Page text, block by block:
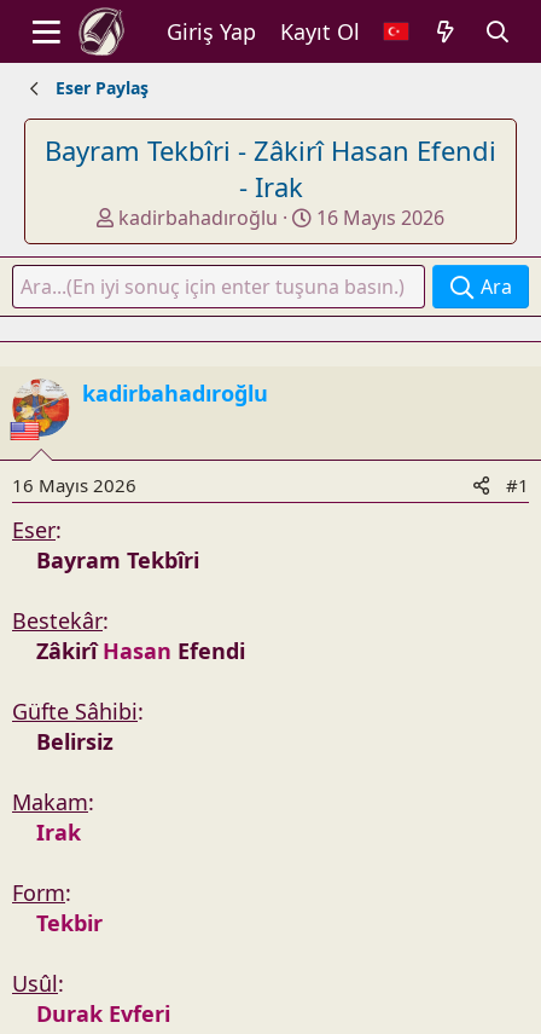
Giriş Yap Kayıt Ol
Eser Paylaş
Bayram Tekbîri - Zâkirî Hasan Efendi
- Irak
K
o
n
u
y
u
a
l
a
t
n
kadirbahadıroğlu
B
a
ş
l
a
n
t
r
16 Mayıs 2026
Ara
kadirbahadıroğlu
16 Mayıs 2026 #1
Eser:
Bayram Tekbîri
Bestekâr:
ZâkirîHasan Efendi
Güfte Sâhibi:
Belirsiz
Makam:
Irak
Form:
Tekbir
Usûl:
Durak Evferi